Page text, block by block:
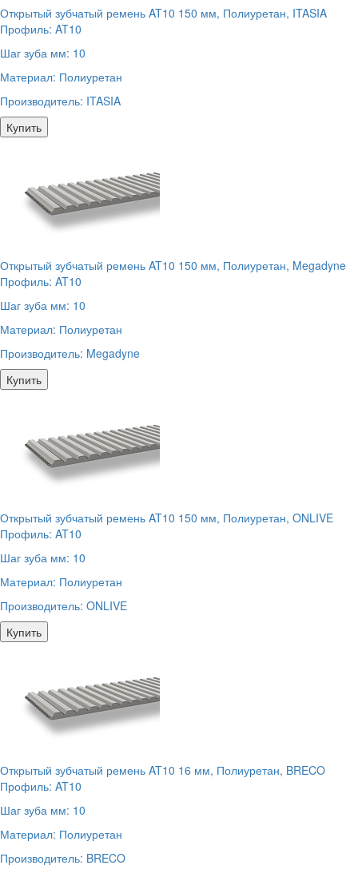
Открытый зубчатый ремень AT10 150 мм, Полиуретан, ITASIA
Профиль: AT10
Шаг зуба мм: 10
Материал: Полиуретан
Производитель: ITASIA
Купить
Открытый зубчатый ремень AT10 150 мм, Полиуретан, Megadyne
Профиль: AT10
Шаг зуба мм: 10
Материал: Полиуретан
Производитель: Megadyne
Купить
Открытый зубчатый ремень AT10 150 мм, Полиуретан, ONLIVE
Профиль: AT10
Шаг зуба мм: 10
Материал: Полиуретан
Производитель: ONLIVE
Купить
Открытый зубчатый ремень AT10 16 мм, Полиуретан, BRECO
Профиль: AT10
Шаг зуба мм: 10
Материал: Полиуретан
Производитель: BRECO